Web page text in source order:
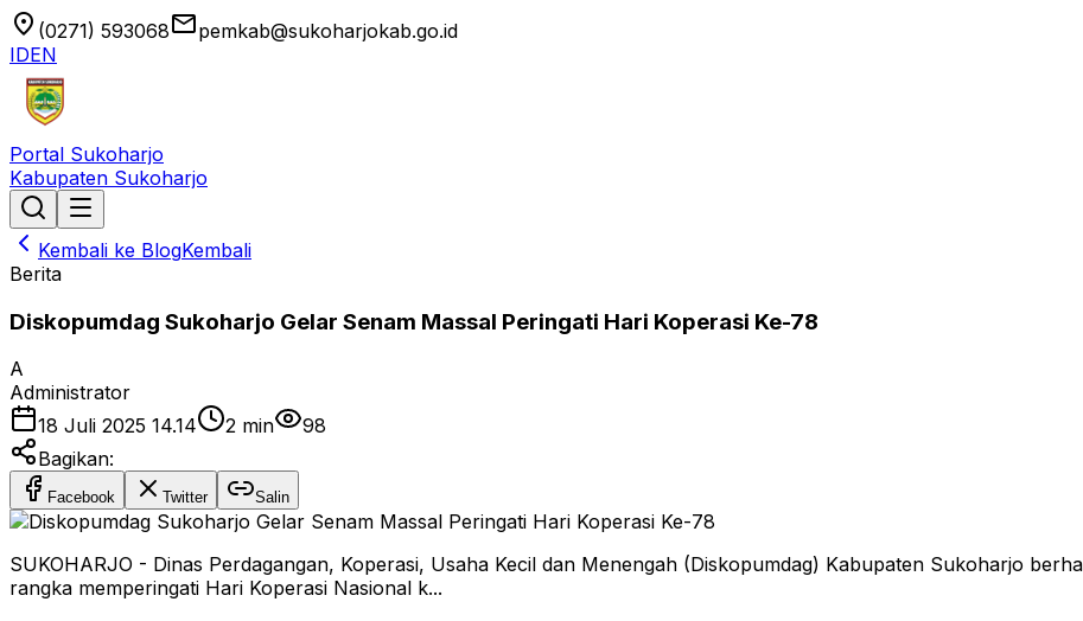
location_on (0271) 593068emailpemkab@sukoharjokab.go.id
IDEN
Portal Sukoharjo
Kabupaten Sukoharjo
Kembali ke BlogKembali
Berita
Diskopumdag Sukoharjo Gelar Senam Massal Peringati Hari Koperasi Ke-78
A
Administrator
18 Juli 2025 14.14
2 min
98
Bagikan:
Facebook Twitter Salin
SUKOHARJO - Dinas Perdagangan, Koperasi, Usaha Kecil dan Menengah (Diskopumdag) Kabupaten Sukoharjo
rangka memperingati Hari Koperasi Nasional k...